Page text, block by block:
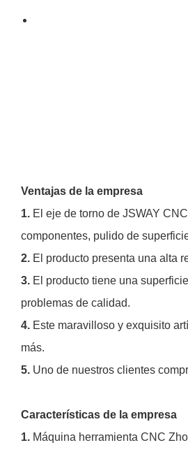
Ventajas de la empresa
1. El eje de torno de JSWAY
componentes, pulido de
2. El producto presenta una alta
3. El producto tiene una
problemas de calidad.
4. Este maravilloso y exquisito
más.
5. Uno de nuestros clientes
Características de la empresa
1. Máquina herramienta CNC